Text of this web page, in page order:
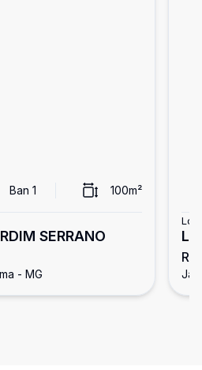
Ban 1 100m²
SERRANO
- MG
Lote